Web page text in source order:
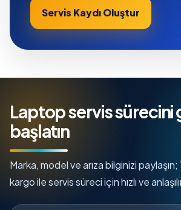
Servis Kaydı Oluştur
Laptop servis sürecini
başlatın
Marka, model ve arıza bilginizi
kargo ile servis süreci için hızlı ve